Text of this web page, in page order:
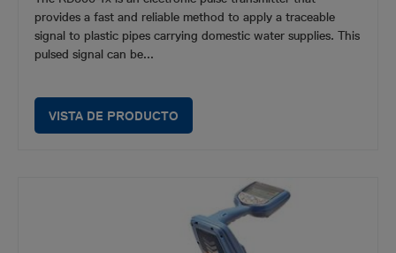
provides a fast and reliable method to apply a traceable
signal to plastic pipes carrying domestic water supplies. This
pulsed signal can be...
VISTA DE PRODUCTO